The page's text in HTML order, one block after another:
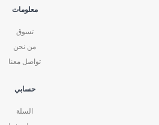
معلومات
تسوق
من نحن
تواصل معنا
حسابي
السلة